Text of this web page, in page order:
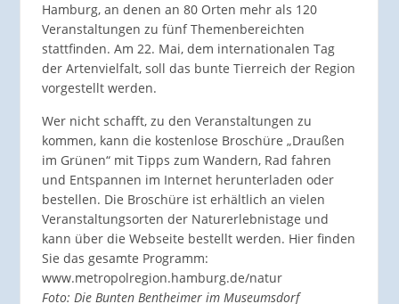
Hamburg, an denen an 80 Orten mehr als 120
Veranstaltungen zu fünf Themenbereichten
stattfinden. Am 22. Mai, dem internationalen Tag
der Artenvielfalt, soll das bunte Tierreich der Region
vorgestellt werden.
Wer nicht schafft, zu den Veranstaltungen zu
kommen, kann die kostenlose Broschüre „Draußen
im Grünen“ mit Tipps zum Wandern, Rad fahren
und Entspannen im Internet herunterladen oder
bestellen. Die Broschüre ist erhältlich an vielen
Veranstaltungsorten der Naturerlebnistage und
kann über die Webseite bestellt werden. Hier finden
Sie das gesamte Programm:
www.metropolregion.hamburg.de/natur
Foto: Die Bunten Bentheimer im Museumsdorf